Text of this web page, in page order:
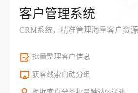
客户管理系统
CRM系统，精准管理海量客户资源
批量整理客户信息
获客线索自动分组